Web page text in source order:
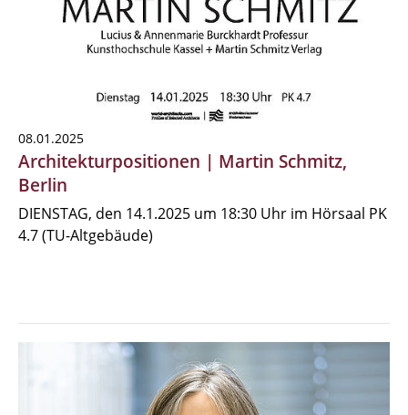
08.01.2025
Architekturpositionen | Martin Schmitz,
Berlin
DIENSTAG, den 14.1.2025 um 18:30 Uhr im Hörsaal PK
4.7 (TU-Altgebäude)